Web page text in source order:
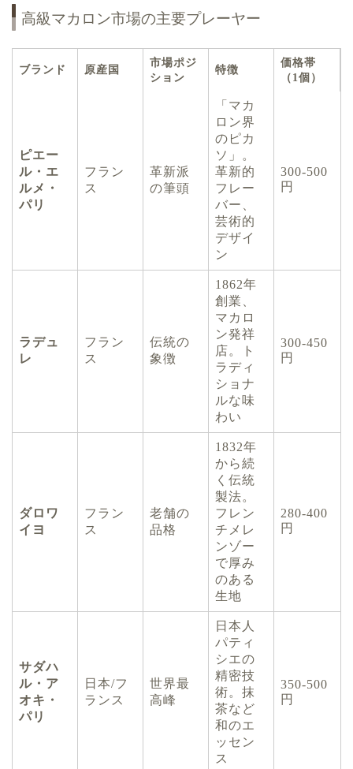
高級マカロン市場の主要プレーヤー
ブランド 原産国
市場ポジ
ション
特徴
価格帯
（1個）
ピエー
ル・エ
ルメ・
パリ
フラン
ス
革新派
の筆頭
「マカ
ロン界
のピカ
ソ」。
革新的
フレー
バー、
芸術的
デザイ
ン
300-500
円
ラデュ
レ
フラン
ス
伝統の
象徴
1862年
創業、
マカロ
ン発祥
店。ト
ラディ
ショナ
ルな味
わい
300-450
円
ダロワ
イヨ
フラン
ス
老舗の
品格
1832年
から続
く伝統
製法。
フレン
チメレ
ンゾー
で厚み
のある
生地
280-400
円
サダハ
ル・ア
オキ・
パリ
日本/フ
ランス
世界最
高峰
日本人
パティ
シエの
精密技
術。抹
茶など
和のエ
ッセン
ス
350-500
円